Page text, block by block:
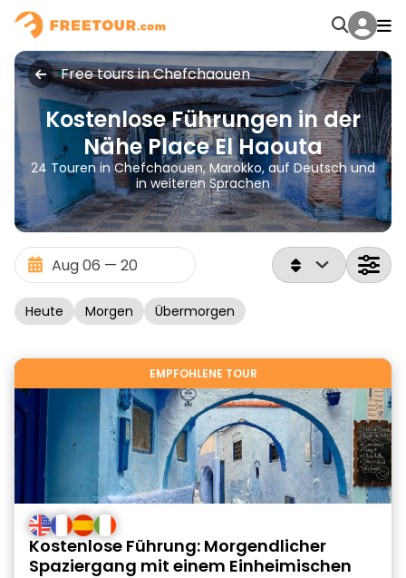
Free tours in Chefchaouen
Kostenlose Führungen in der
Nähe Place El Haouta
24 Touren in Chefchaouen, Marokko, auf Deutsch und
in weiteren Sprachen
Heute Morgen Übermorgen
EMPFOHLENE TOUR
Kostenlose Führung: Morgendlicher
Spaziergang mit einem Einheimischen